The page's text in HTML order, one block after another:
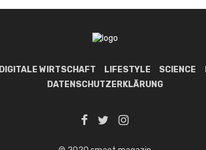
DIGITALE WIRTSCHAFT LIFESTYLE SCIENCE
DATENSCHUTZERKLÄRUNG